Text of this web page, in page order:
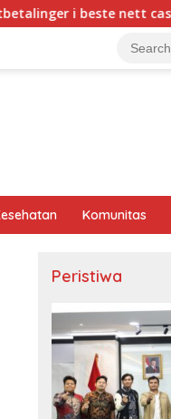
nett casino casino
Komunitas
Peristiwa